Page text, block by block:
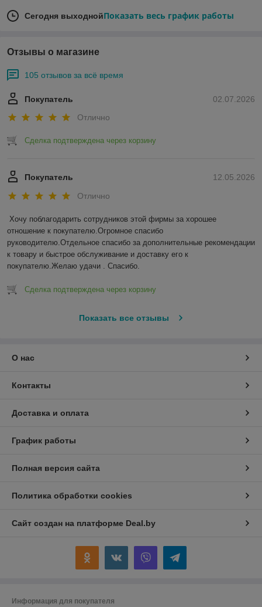
Сегодня выходнойПоказать весь график работы
Отзывы о магазине
105 отзывов за всё время
02.07.2026
Покупатель
Отлично
Сделка подтверждена через корзину
12.05.2026
Покупатель
Отлично
Хочу поблагодарить сотрудников этой фирмы за хорошее
отношение к покупателю.Огромное спасибо
руководителю.Отдельное спасибо за дополнительные рекомендации
к товару и быстрое обслуживание и доставку его к
покупателю.Желаю удачи . Спасибо.
Сделка подтверждена через корзину
Показать все отзывы
О нас
Контакты
Доставка и оплата
График работы
Полная версия сайта
Политика обработки cookies
Сайт создан на платформе Deal.by
Информация для покупателя